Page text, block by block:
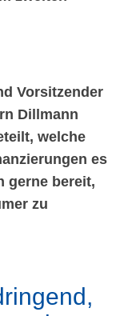
Vorsitzender
Dillmann
welche
es
gerne bereit,
zu